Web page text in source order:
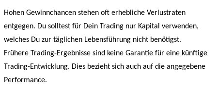
Hohen Gewinnchancen stehen oft erhebliche Verlustraten
entgegen. Du solltest für Dein Trading nur Kapital verwenden,
welches Du zur täglichen Lebensführung nicht benötigst.
Frühere Trading-Ergebnisse sind keine Garantie für eine künftige
Trading-Entwicklung. Dies bezieht sich auch auf die angegebene
Performance.